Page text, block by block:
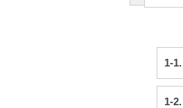
1-
1-